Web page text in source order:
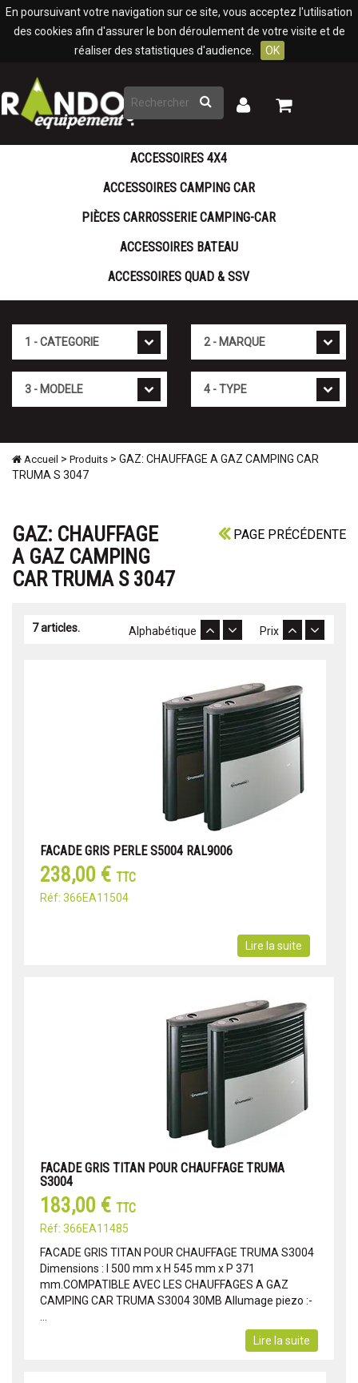
En poursuivant votre navigation sur ce site, vous acceptez l'utilisation
des cookies afin d'assurer le bon déroulement de votre visite et de
réaliser des statistiques d'audience.
OK
Rechercher
Mon
Mon
ACCESSOIRES 4X4
ACCESSOIRES CAMPING CAR
PIÈCES CARROSSERIE CAMPING-CAR
ACCESSOIRES BATEAU
ACCESSOIRES QUAD & SSV
Accueil > Produits > GAZ: CHAUFFAGE A GAZ CAMPING CAR
TRUMA S 3047
PAGE PRÉCÉDENTE
GAZ: CHAUFFAGE
A GAZ CAMPING
CAR TRUMA S 3047
7 articles. Prix
Alphabétique
FACADE GRIS PERLE S5004 RAL9006
238,00 € TTC
Réf: 366EA11504
Lire la suite
FACADE GRIS TITAN POUR CHAUFFAGE TRUMA
S3004
183,00 € TTC
Réf: 366EA11485
FACADE GRIS TITAN POUR CHAUFFAGE TRUMA S3004
Dimensions : l 500 mm x H 545 mm x P 371
mm.COMPATIBLE AVEC LES CHAUFFAGES A GAZ
CAMPING CAR TRUMA S3004 30MB Allumage piezo :-
Lire la suite
Panneau de gestion des cookies